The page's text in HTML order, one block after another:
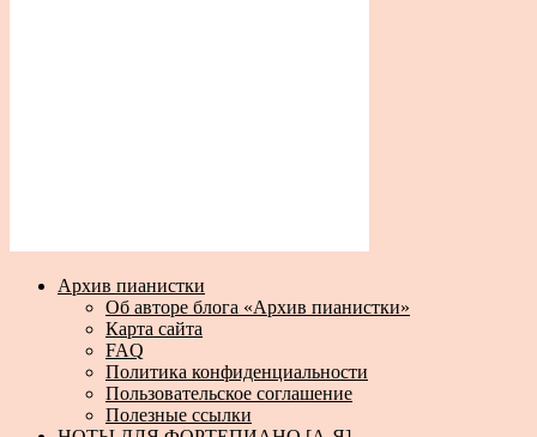
Архив пианистки
Об авторе блога «Архив пианистки»
Карта сайта
FAQ
Политика конфиденциальности
Пользовательское соглашение
Полезные ссылки